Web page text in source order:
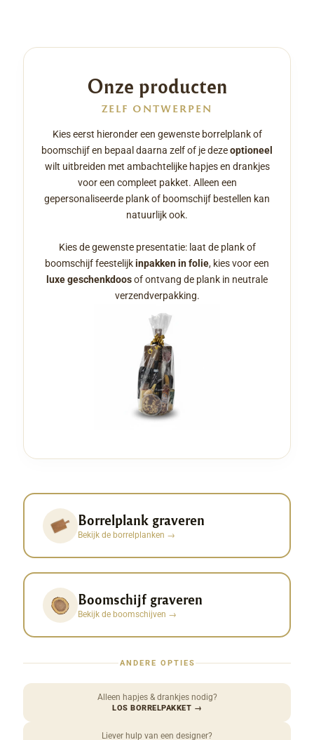
Onze producten
ZELF ONTWERPEN
Kies eerst hieronder een gewenste borrelplank of
boomschijf en bepaal daarna zelf of je dezeoptioneel
wilt uitbreiden met ambachtelijke hapjes en drankjes
voor een compleet pakket. Alleen een
gepersonaliseerde plank of boomschijf bestellen kan
natuurlijk ook.
Kies de gewenste presentatie: laat de plank of
boomschijf feestelijkinpakken in folie, kies voor een
luxe geschenkdoosof ontvang de plank in neutrale
verzendverpakking.
Borrelplank graveren
Bekijk de borrelplanken →
Boomschijf graveren
Bekijk de boomschijven →
ANDERE OPTIES
Alleen hapjes & drankjes nodig?
LOS BORRELPAKKET →
Liever hulp van een designer?